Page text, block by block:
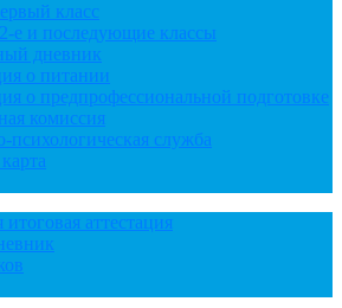
класс
е и последующие классы
дневник
о питании
о предпрофессиональной подготовке
комиссия
психологическая служба
итоговая аттестация